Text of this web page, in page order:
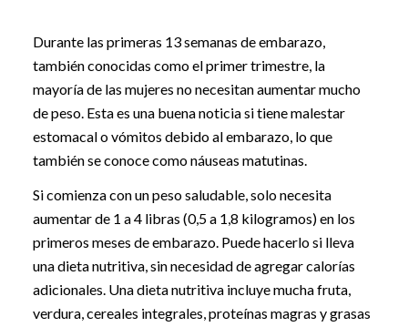
Durante las primeras 13 semanas de embarazo,
también conocidas como el primer trimestre, la
mayoría de las mujeres no necesitan aumentar mucho
de peso. Esta es una buena noticia si tiene malestar
estomacal o vómitos debido al embarazo, lo que
también se conoce como náuseas matutinas.
Si comienza con un peso saludable, solo necesita
aumentar de 1 a 4 libras (0,5 a 1,8 kilogramos) en los
primeros meses de embarazo. Puede hacerlo si lleva
una dieta nutritiva, sin necesidad de agregar calorías
adicionales. Una dieta nutritiva incluye mucha fruta,
verdura, cereales integrales, proteínas magras y grasas